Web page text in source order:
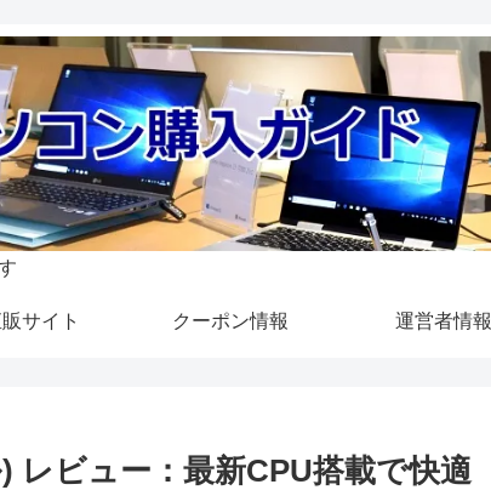
サイト クーポン情報 運営者情報
レビュー：最新CPU搭載で快適